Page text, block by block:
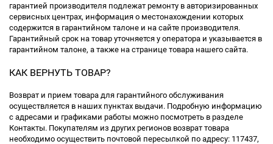
гарантией производителя подлежат ремонту в авторизированных
сервисных центрах, информация о местонахождении которых
содержится в гарантийном талоне и на сайте производителя.
Гарантийный срок на товар уточняется у оператора и указывается в
гарантийном талоне, а также на странице товара нашего сайта.
КАК ВЕРНУТЬ ТОВАР?
Возврат и прием товара для гарантийного обслуживания
осуществляется в наших пунктах выдачи. Подробную информацию
с адресами и графиками работы можно посмотреть в разделе
Контакты. Покупателям из других регионов возврат товара
необходимо осуществить почтовой пересылкой по адресу: 117437,